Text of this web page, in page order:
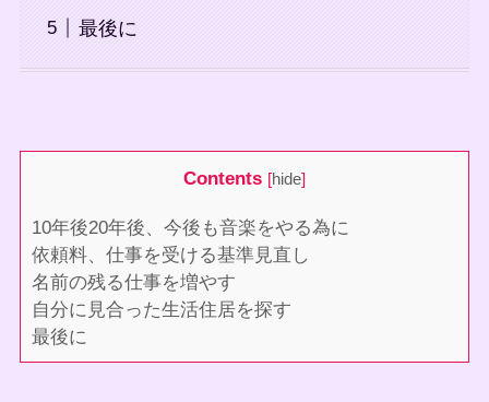
最後に
Contents [hide]
10年後20年後、今後も音楽をやる為に
依頼料、仕事を受ける基準見直し
名前の残る仕事を増やす
自分に見合った生活住居を探す
最後に